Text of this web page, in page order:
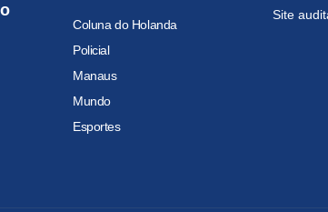
Coluna do Holanda
Policial
Manaus
Mundo
Esportes
Site